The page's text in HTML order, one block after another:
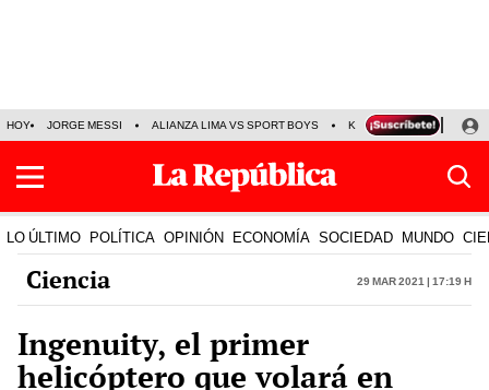
HOY JORGE MESSI ALIANZA LIMA VS SPORT BOYS KENJI FUJIMORI
LO ÚLTIMO POLÍTICA OPINIÓN ECONOMÍA SOCIEDAD MUNDO
Ciencia 29 Mar 2021 | 17:19 h
Ingenuity, el primer
helicóptero que volará en